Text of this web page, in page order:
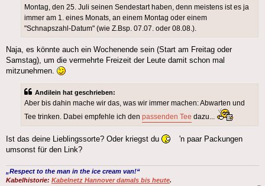
Montag, den 25. Juli seinen Sendestart haben, denn meistens ist es ja
immer am 1. eines Monats, an einem Montag oder einem
"Schnapszahl-Datum" (wie Z.Bsp. 07.07. oder 08.08.).
Naja, es könnte auch ein Wochenende sein (Start am Freitag oder
Samstag), um die vermehrte Freizeit der Leute damit schon mal
mitzunehmen.
Andilein hat geschrieben:
Aber bis dahin mache wir das, was wir immer machen: Abwarten und
Tee trinken. Dabei empfehle ich den passenden Tee dazu...
Ist das deine Lieblingssorte? Oder kriegst du
'n paar Packungen
umsonst für den Link?
„Respect to the man in the ice cream van!“
Kabelhistorie: Kabelnetz Hannover damals bis heute.